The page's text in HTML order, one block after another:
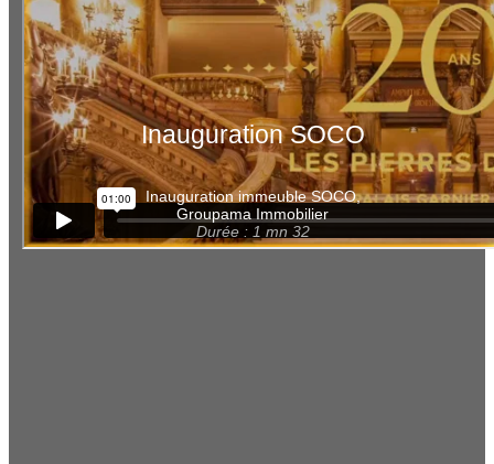
Inauguration SOCO
Inauguration immeuble SOCO,
Groupama Immobilier
Durée : 1 mn 32